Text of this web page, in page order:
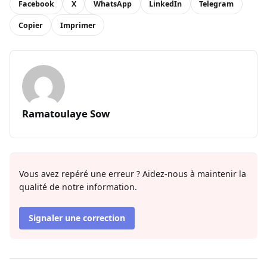
Facebook X WhatsApp LinkedIn Telegram
Copier Imprimer
Ramatoulaye Sow
Vous avez repéré une erreur ? Aidez-nous à maintenir la
qualité de notre information.
Signaler une correction